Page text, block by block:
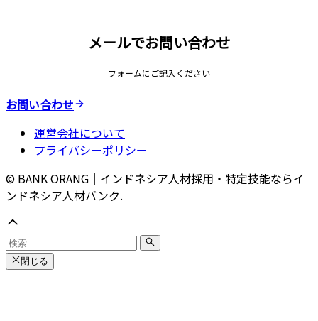
メールでお問い合わせ
フォームにご記入ください
お問い合わせ
運営会社について
プライバシーポリシー
© BANK ORANG｜インドネシア人材採用・特定技能ならイ
ンドネシア人材バンク.
閉じる